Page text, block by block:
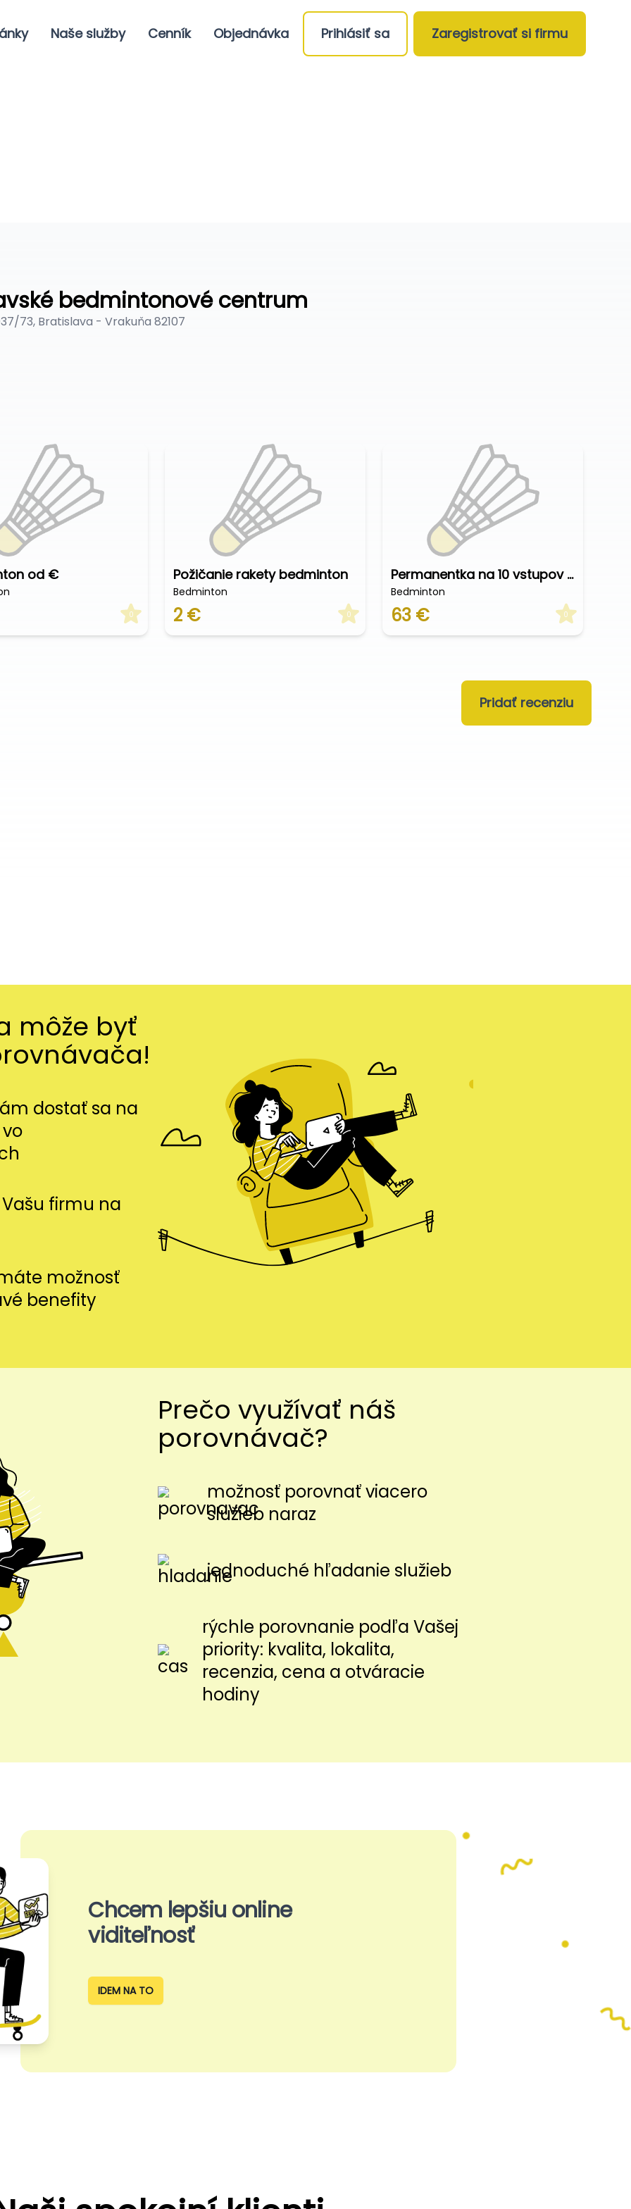
Naše služby Cenník Objednávka Prihlásiť sa Zaregistrovať si firmu
bedmintonové centrum
73, Bratislava - Vrakuňa 82107
od €
0
Požičanie rakety bedminton
Bedminton
2 € 0
Permanentka na 10 vstupov bedminton od €
Bedminton
63 € 0
Pridať recenziu
môže byť
dostať sa na
firmu na
možnosť
benefity
Prečo využívať náš
porovnávač?
možnosť porovnať viacero
služieb naraz
jednoduché hľadanie služieb
rýchle porovnanie podľa Vašej
priority: kvalita, lokalita,
recenzia, cena a otváracie
hodiny
Chcem lepšiu online
viditeľnosť
IDEM NA TO